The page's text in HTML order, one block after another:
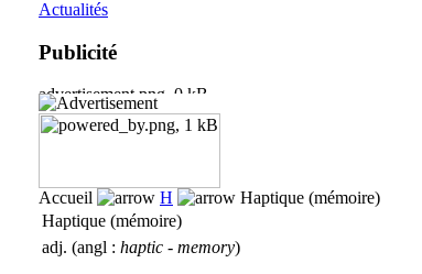
Actualités
Publicité
Accueil H
Haptique (mémoire)
Haptique (mémoire)
adj. (angl : haptic - memory)